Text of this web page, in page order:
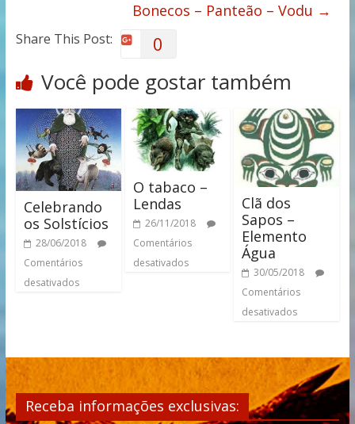
Bonecos – Panteão – Vodu →
Share This Post: 0
Você pode gostar também
Celebrando
os Solstícios
28/06/2018
Comentários
desativados
O tabaco –
Lendas
26/11/2018
Comentários
desativados
Clã dos
Sapos –
Elemento
Água
30/05/2018
Comentários
desativados
Receba informações exclusivas: